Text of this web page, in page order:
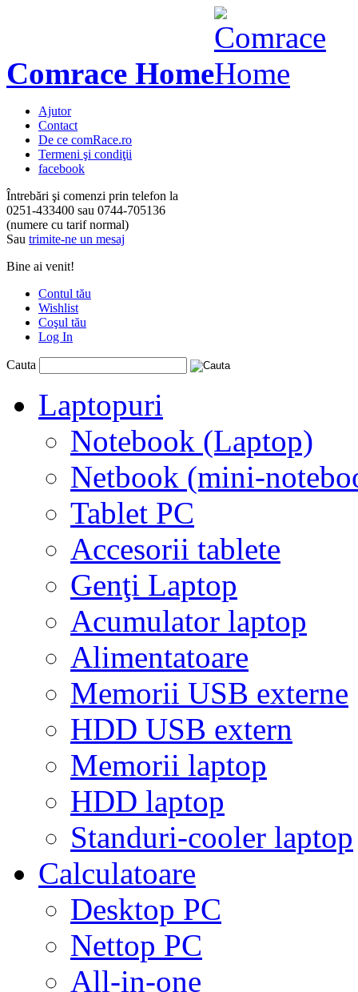
Comrace Home
Ajutor
Contact
De ce comRace.ro
Termeni şi condiţii
facebook
Întrebări şi comenzi prin telefon la
0251-433400 sau 0744-705136
(numere cu tarif normal)
Sau trimite-ne un mesaj
Bine ai venit!
Contul tău
Wishlist
Coşul tău
Log In
Cauta
Laptopuri
Notebook (Laptop)
Netbook (mini-
Tablet PC
Accesorii tablete
Genţi Laptop
Acumulator laptop
Alimentatoare
Memorii USB externe
HDD USB extern
Memorii laptop
HDD laptop
Standuri-cooler laptop
Calculatoare
Desktop PC
Nettop PC
All-in-one